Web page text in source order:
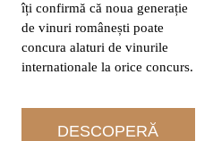
îți confirmă că noua generație
de vinuri românești poate
concura alaturi de vinurile
internationale la orice concurs.
DESCOPERĂ